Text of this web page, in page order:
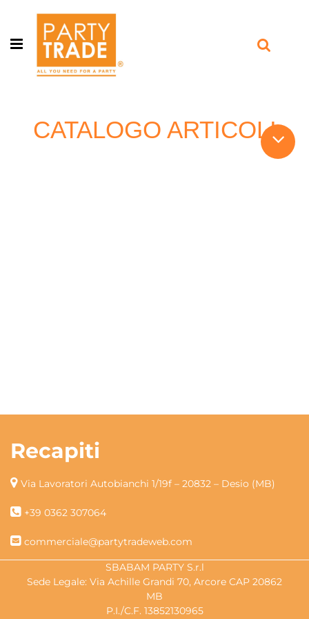
Open menu
CATALOGO ARTICOLI
Recapiti
Via Lavoratori Autobianchi 1/19f – 20832 – Desio (MB)
+39 0362 307064
commerciale@partytradeweb.com
SBABAM PARTY S.r.l
Sede Legale: Via Achille Grandi 70, Arcore CAP 20862
MB
P.I./C.F. 13852130965